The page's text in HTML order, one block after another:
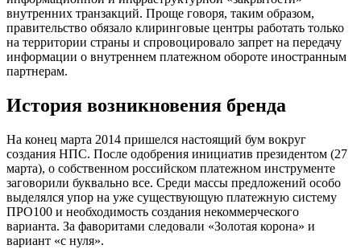
внутренних транзакций. Проще говоря, таким образом,
правительство обязало клиринговые центры работать только
на территории страны и спровоцировало запрет на передачу
информации о внутреннем платежном обороте иностранным
партнерам.
История возникновения бренда
На конец марта 2014 пришелся настоящий бум вокруг
создания НПС. После одобрения инициатив президентом (27
марта), о собственном российском платежном инструменте
заговорили буквально все. Среди массы предложений особо
выделялся упор на уже существующую платежную систему
ПРО100 и необходимость создания некоммерческого
варианта. За фаворитами следовали «Золотая корона» и
вариант «с нуля».